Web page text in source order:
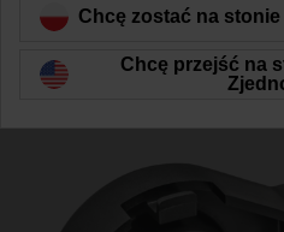
Wstecz do kategorii
Chcę zostać na
Chcę przejść na